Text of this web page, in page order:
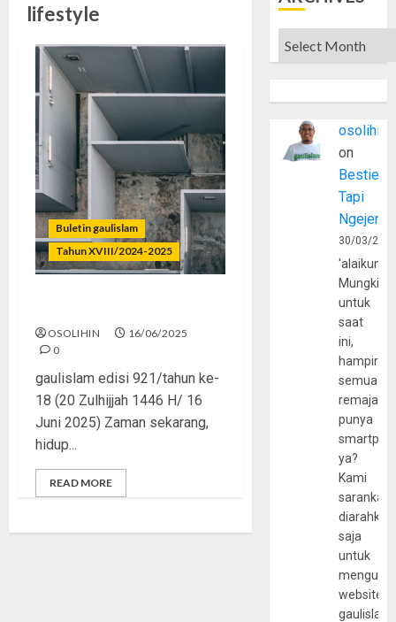
lifestyle
Buletin gaulislam
Tahun XVIII/2024-2025
OSOLIHIN
16/06/2025
0
gaulislam edisi 921/tahun ke-
18 (20 Zulhijjah 1446 H/ 16
Juni 2025) Zaman sekarang,
hidup...
READ MORE
Archives
osolihin
on
Bestie
Tapi
30/03/
Mungkin
untuk
saat
ini,
hampir
semua
remaja
punya
ya?
Kami
sarankan,
diarahkan
saja
untuk
website